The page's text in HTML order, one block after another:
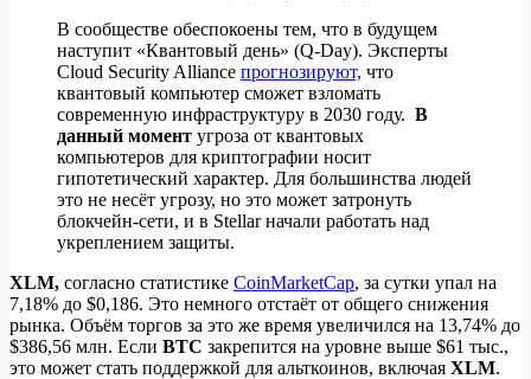
В сообществе обеспокоены тем, что в будущем
наступит «Квантовый день» (Q-Day). Эксперты
Cloud Security Alliance прогнозируют, что
квантовый компьютер сможет взломать
современную инфраструктуру в 2030 году. В
данный момент угроза от квантовых
компьютеров для криптографии носит
гипотетический характер. Для большинства людей
это не несёт угрозу, но это может затронуть
блокчейн-сети, и в Stellar начали работать над
укреплением защиты.
XLM, согласно статистике CoinMarketCap, за сутки упал на
7,18% до $0,186. Это немного отстаёт от общего снижения
рынка. Объём торгов за это же время увеличился на 13,74% до
$386,56 млн. Если BTC закрепится на уровне выше $61 тыс.,
это может стать поддержкой для альткоинов, включая XLM.